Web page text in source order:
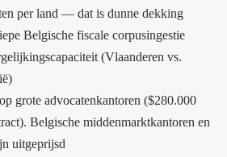
per land — dat is dunne dekking
Belgische fiscale corpusingestie
(Vlaanderen vs.
grote advocatenkantoren ($280.000
Belgische middenmarktkantoren en
uitgeprijsd